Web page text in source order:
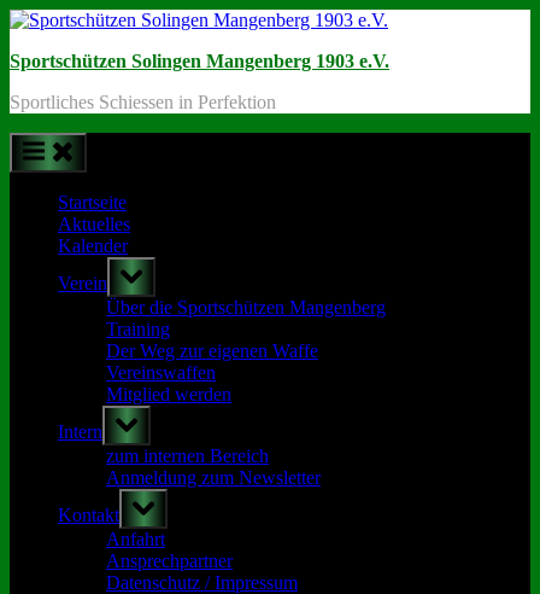
Skip
content
Sportschützen Solingen Mangenberg 1903 e.V.
Sportliches Schiessen in Perfektion
Startseite
Aktuelles
Kalender
Verein
Toggle
sub-
menu
Über die Sportschützen Mangenberg
Training
Der Weg zur eigenen Waffe
Vereinswaffen
Mitglied werden
Intern
Toggle
sub-
menu
zum internen Bereich
Anmeldung zum Newsletter
Kontakt
Toggle
sub-
menu
Anfahrt
Ansprechpartner
Datenschutz / Impressum